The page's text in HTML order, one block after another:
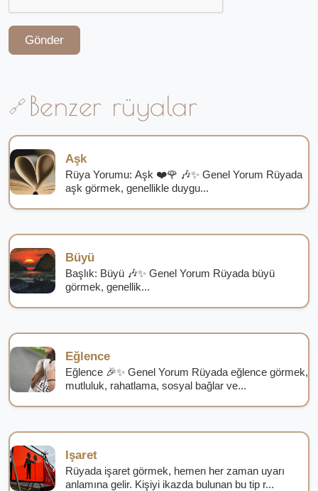
Gönder
Benzer rüyalar
Aşk
Rüya Yorumu: Aşk ❤️🌹 🎶✨ Genel Yorum Rüyada
aşk görmek, genellikle duygu...
Büyü
Başlık: Büyü 🎶✨ Genel Yorum Rüyada büyü
görmek, genellik...
Eğlence
Eğlence 🎉✨ Genel Yorum Rüyada eğlence görmek,
mutluluk, rahatlama, sosyal bağlar ve...
Işaret
Rüyada işaret görmek, hemen her zaman uyarı
anlamına gelir. Kişiyi ikazda bulunan bu tip r...